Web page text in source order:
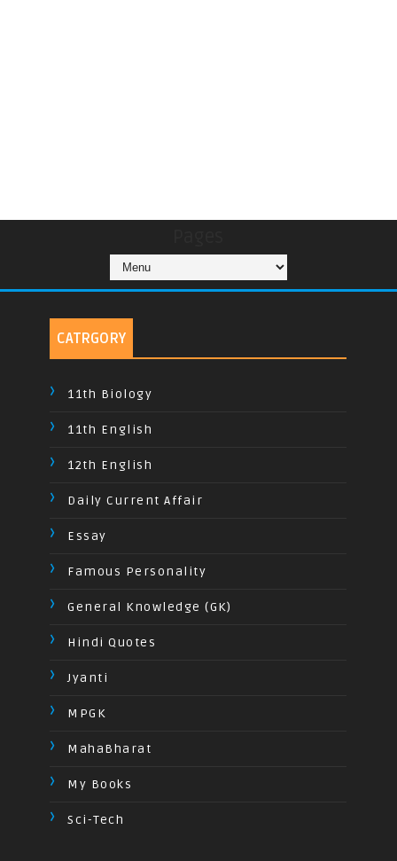
CATRGORY
11th Biology
11th English
12th English
Daily Current Affair
Essay
Famous Personality
General Knowledge (GK)
Hindi Quotes
Jyanti
MPGK
MahaBharat
My Books
Sci-Tech